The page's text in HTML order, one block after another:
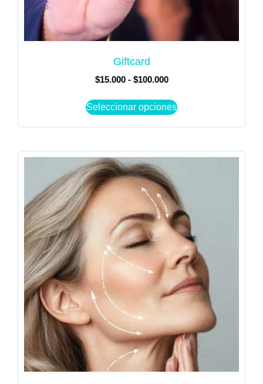
Giftcard
$15.000 - $100.000
Seleccionar opciones